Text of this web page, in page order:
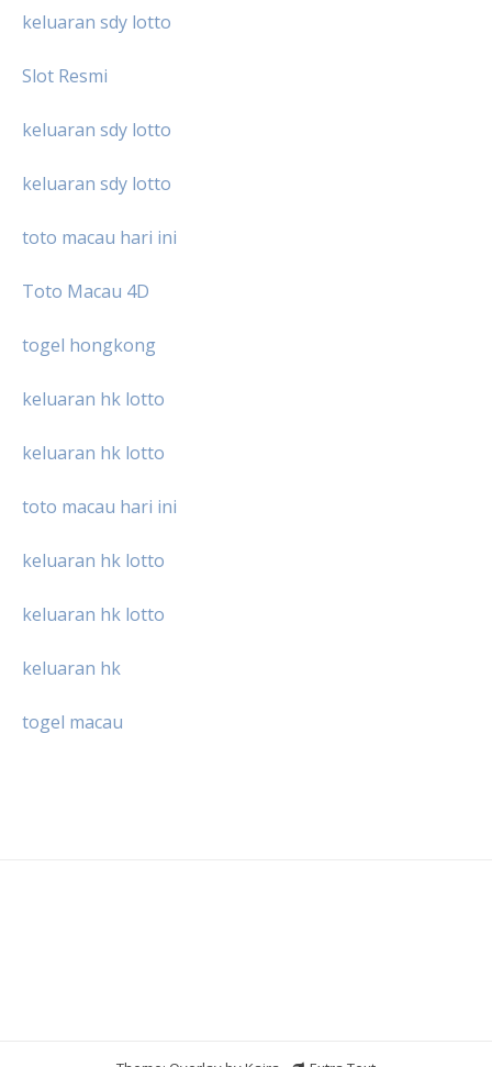
keluaran sdy lotto
Slot Resmi
keluaran sdy lotto
keluaran sdy lotto
toto macau hari ini
Toto Macau 4D
togel hongkong
keluaran hk lotto
keluaran hk lotto
toto macau hari ini
keluaran hk lotto
keluaran hk lotto
keluaran hk
togel macau